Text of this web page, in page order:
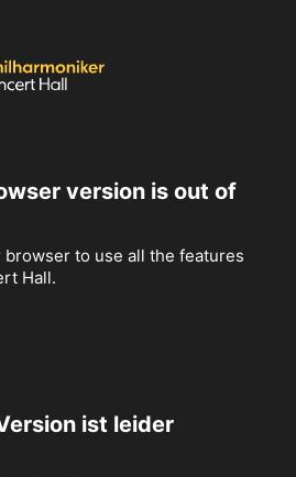
version is out of
browser to use all the features
Hall.
ist leider